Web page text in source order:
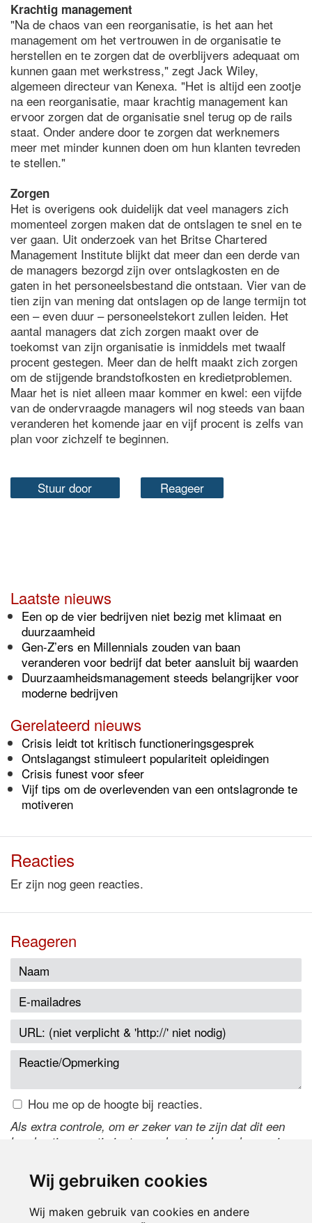
Wij gebruiken cookies
Wij maken gebruik van cookies en andere
Krachtig management
"Na de chaos van een reorganisatie, is het aan het
management om het vertrouwen in de organisatie te
herstellen en te zorgen dat de overblijvers adequaat om
kunnen gaan met werkstress," zegt Jack Wiley,
algemeen directeur van Kenexa. "Het is altijd een zootje
na een reorganisatie, maar krachtig management kan
ervoor zorgen dat de organisatie snel terug op de rails
staat. Onder andere door te zorgen dat werknemers
meer met minder kunnen doen om hun klanten tevreden
te stellen."
Zorgen
Het is overigens ook duidelijk dat veel managers zich
momenteel zorgen maken dat de ontslagen te snel en te
ver gaan. Uit onderzoek van het Britse Chartered
Management Institute blijkt dat meer dan een derde van
de managers bezorgd zijn over ontslagkosten en de
gaten in het personeelsbestand die ontstaan. Vier van de
tien zijn van mening dat ontslagen op de lange termijn tot
een – even duur – personeelstekort zullen leiden. Het
aantal managers dat zich zorgen maakt over de
toekomst van zijn organisatie is inmiddels met twaalf
procent gestegen. Meer dan de helft maakt zich zorgen
om de stijgende brandstofkosten en kredietproblemen.
Maar het is niet alleen maar kommer en kwel: een vijfde
van de ondervraagde managers wil nog steeds van baan
veranderen het komende jaar en vijf procent is zelfs van
plan voor zichzelf te beginnen.
Stuur door Reageer
Laatste nieuws
Een op de vier bedrijven niet bezig met klimaat en
duurzaamheid
Gen-Z’ers en Millennials zouden van baan
veranderen voor bedrijf dat beter aansluit bij waarden
Duurzaamheidsmanagement steeds belangrijker voor
moderne bedrijven
Gerelateerd nieuws
Crisis leidt tot kritisch functioneringsgesprek
Ontslagangst stimuleert populariteit opleidingen
Crisis funest voor sfeer
Vijf tips om de overlevenden van een ontslagronde te
motiveren
Reacties
Er zijn nog geen reacties.
Reageren
Hou me op de hoogte bij reacties.
Als extra controle, om er zeker van te zijn dat dit een
handmatige reactie is, typ onderstaande code over in
de code te wijzigen.